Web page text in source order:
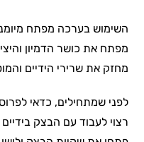
השימוש בערכה מפתח
מפתח את כושר הדמיון
מחזק את שרירי הידיים
לפני שמתחילים, כדאי
רצוי לעבוד עם הבצק בידיים